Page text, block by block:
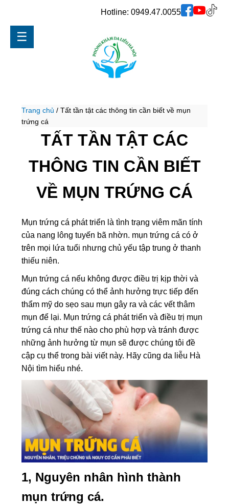
Hotline: 0949.47.0055
☰
Trang chủ /Tất tần tật các thông tin cần biết về mụn
trứng cá
TẤT TẦN TẬT CÁC
THÔNG TIN CẦN BIẾT
VỀ MỤN TRỨNG CÁ
Mụn trứng cá phát triển là tình trạng viêm mãn tính
của nang lông tuyến bã nhờn. mụn trứng cá có ở
trên mọi lứa tuổi nhưng chủ yếu tập trung ở thanh
thiếu niên.
Mụn trứng cá nếu không được điều trị kịp thời và
đúng cách chúng có thể ảnh hưởng trực tiếp đến
thẩm mỹ do sẹo sau mụn gây ra và các vết thâm
mụn để lại. Mụn trứng cá phát triển và điều trị mụn
trứng cá như thế nào cho phù hợp và tránh được
những ảnh hưởng từ mụn sẽ được chúng tôi đề
cập cụ thể trong bài viết này. Hãy cũng da liễu Hà
Nội tìm hiểu nhé.
1, Nguyên nhân hình thành
mụn trứng cá.